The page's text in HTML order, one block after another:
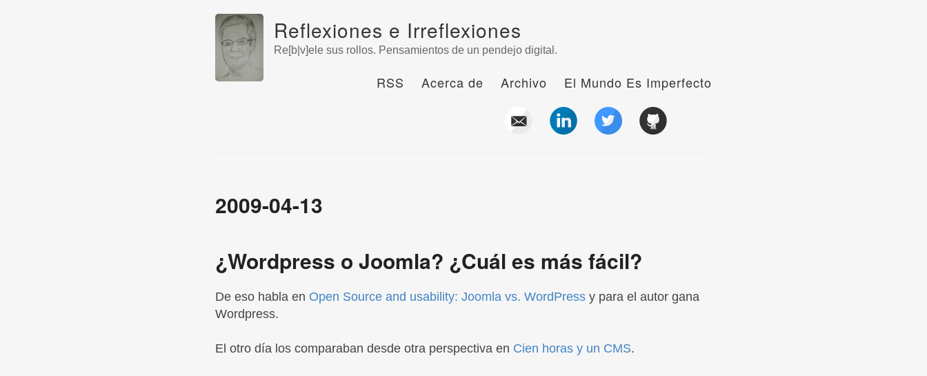
Reflexiones e Irreflexiones
Re[b|v]ele sus rollos. Pensamientos de un pendejo digital.
RSS Acerca de Archivo El Mundo Es Imperfecto
2009-04-13
¿Wordpress o Joomla? ¿Cuál es más fácil?
De eso habla en Open Source and usability: Joomla vs. WordPress y para el autor gana
Wordpress.
El otro día los comparaban desde otra perspectiva en Cien horas y un CMS.